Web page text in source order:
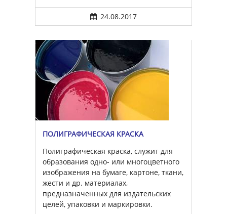
24.08.2017
ПОЛИГРАФИЧЕСКАЯ КРАСКА
Полиграфическая краска, служит для
образования одно- или многоцветного
изображения на бумаге, картоне, ткани,
жести и др. материалах,
предназначенных для издательских
целей, упаковки и маркировки.